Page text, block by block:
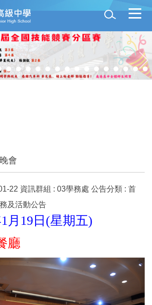
會
22 資訊群組 : 03學務處 公告分類 : 首
及活動公告
月19日(星期五)
廳